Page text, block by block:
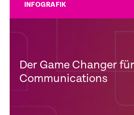
INFOGRAFIK
Der Game Changer
Communications